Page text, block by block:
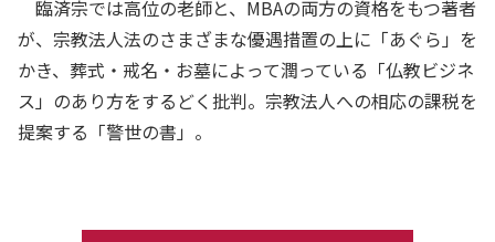
臨済宗では高位の老師と、MBAの両方の資格をもつ著者
が、宗教法人法のさまざまな優遇措置の上に「あぐら」を
かき、葬式・戒名・お墓によって潤っている「仏教ビジネ
ス」のあり方をするどく批判。宗教法人への相応の課税を
提案する「警世の書」。